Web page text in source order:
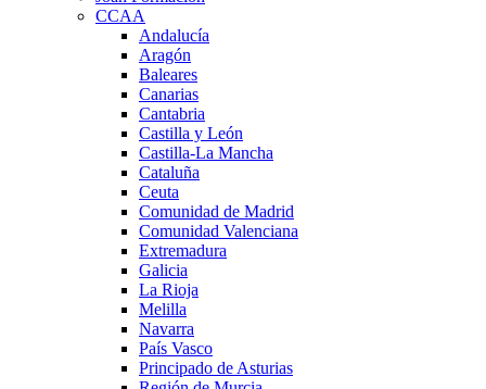
CCAA
Andalucía
Aragón
Baleares
Canarias
Cantabria
Castilla y León
Castilla-La Mancha
Cataluña
Ceuta
Comunidad de Madrid
Comunidad Valenciana
Extremadura
Galicia
La Rioja
Melilla
Navarra
País Vasco
Principado de Asturias